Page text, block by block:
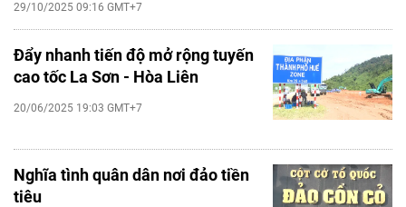
29/10/2025 09:16 GMT+7
Đẩy nhanh tiến độ mở rộng tuyến
cao tốc La Sơn - Hòa Liên
20/06/2025 19:03 GMT+7
Nghĩa tình quân dân nơi đảo tiền
tiêu